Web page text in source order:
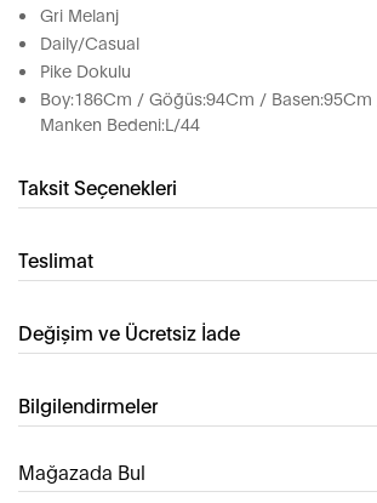
Gri Melanj
Daily/Casual
Pike Dokulu
Boy:186Cm / Göğüs:94Cm /
Manken Bedeni:L/44
Taksit Seçenekleri
Teslimat
Değişim ve Ücretsiz İade
Bilgilendirmeler
Mağazada Bul